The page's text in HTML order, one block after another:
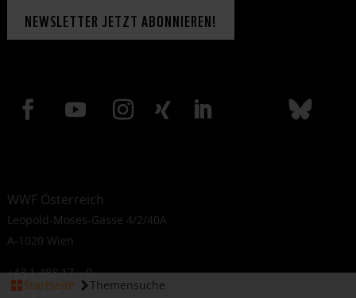
NEWSLETTER JETZT ABONNIEREN!
WWF Österreich
Leopold-Moses-Gasse 4/2/40A
A-1020 Wien
+43 1 488 17 – 0
wwf@wwf.at
Startseite Themensuche